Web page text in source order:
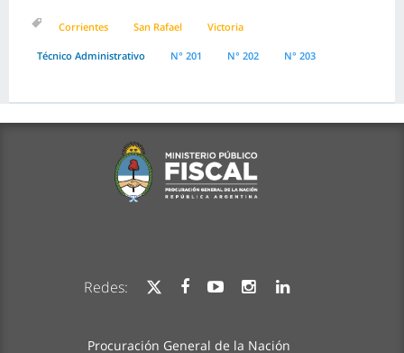
Corrientes San Rafael Victoria
Técnico Administrativo N° 201 N° 202 N° 203
Redes:
Procuración General de la Nación